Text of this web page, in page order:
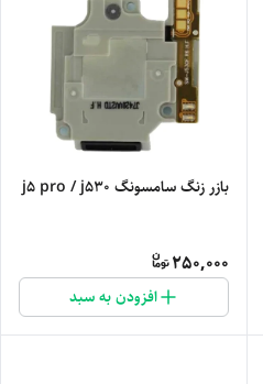
بازر زنگ سامسونگ j5 pro / j530
250,000
افزودن به سبد